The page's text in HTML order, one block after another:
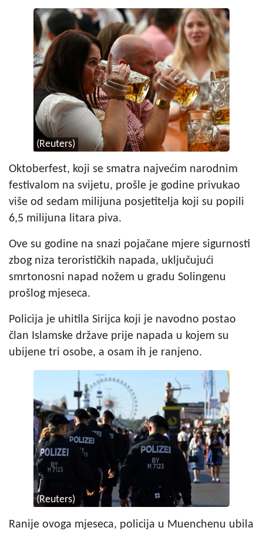
(Reuters)
Oktoberfest, koji se smatra najvećim narodnim
festivalom na svijetu, prošle je godine privukao
više od sedam milijuna posjetitelja koji su popili
6,5 milijuna litara piva.
Ove su godine na snazi pojačane mjere sigurnosti
zbog niza terorističkih napada, uključujući
smrtonosni napad nožem u gradu Solingenu
prošlog mjeseca.
Policija je uhitila Sirijca koji je navodno postao
član Islamske države prije napada u kojem su
ubijene tri osobe, a osam ih je ranjeno.
(Reuters)
Ranije ovoga mjeseca, policija u Muenchenu ubila